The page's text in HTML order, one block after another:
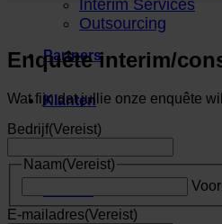
Interim Services
Outsourcing
Partners
Klanten
Enquête interim/
Wat fijn dat jullie onze enquête
Bedrijf(Vereist)
Naam(Vereist)
E-mailadres(Vereist)